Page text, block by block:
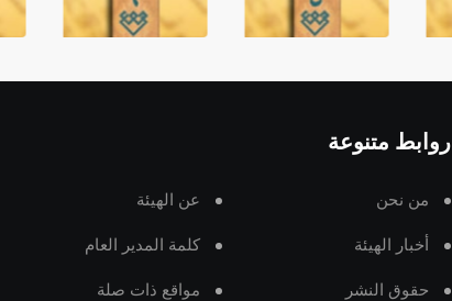
روابط متنوعة
من نحن عن الهيئة
أخبار الهيئة كلمة المدير العام
حقوق النشر مواقع ذات صلة